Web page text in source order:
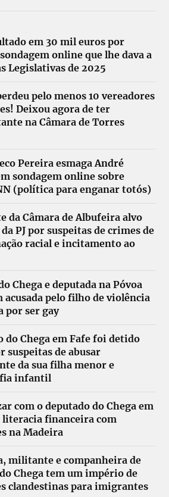
em 30 mil euros por
online que lhe dava a
Legislativas de 2025
pelo menos 10 vereadores
Deixou agora de ter
na Câmara de Torres
Pereira esmaga André
sondagem online sobre
(política para enganar totós)
da Câmara de Albufeira alvo
da PJ por suspeitas de crimes de
racial e incitamento ao
Chega e deputada na Póvoa
acusada pelo filho de violência
por ser gay
do Chega em Fafe foi detido
suspeitas de abusar
da sua filha menor e
infantil
com o deputado do Chega em
literacia financeira com
na Madeira
militante e companheira de
Chega tem um império de
clandestinas para imigrantes